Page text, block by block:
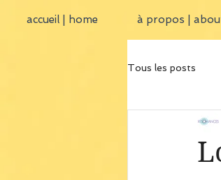
accueil | home à propos |
Tous les posts